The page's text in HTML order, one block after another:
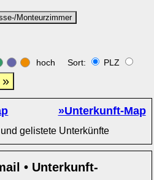
Monteurzimmer
hoch Sort:
PLZ
»
»Unterkunft-Map
gelistete Unterkünfte
• Unterkunft-